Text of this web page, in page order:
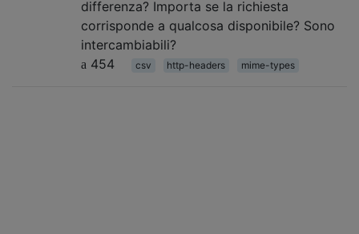
differenza? Importa se la richiesta
corrisponde a qualcosa disponibile? Sono
intercambiabili?
454
csv http-headers mime-types